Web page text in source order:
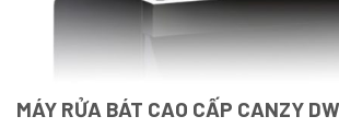
MÁY RỬA BÁT CAO CẤP CANZY